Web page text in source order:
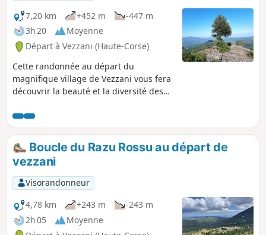
7,20 km
+452 m
-447 m
3h 20
Moyenne
Départ à Vezzani (Haute-Corse)
Cette randonnée au départ du
magnifique village de Vezzani vous fera
découvrir la beauté et la diversité des
Vous traverserez ainsi des
châtaigneraies, une magnifique forêt de
pins Lariccio. Vous profiterez de points
de vue magnifiques qui vous en
mettront plein la vue.
Boucle du Razu Rossu au départ de
vezzani
Visorandonneur
4,78 km
+243 m
-243 m
2h 05
Moyenne